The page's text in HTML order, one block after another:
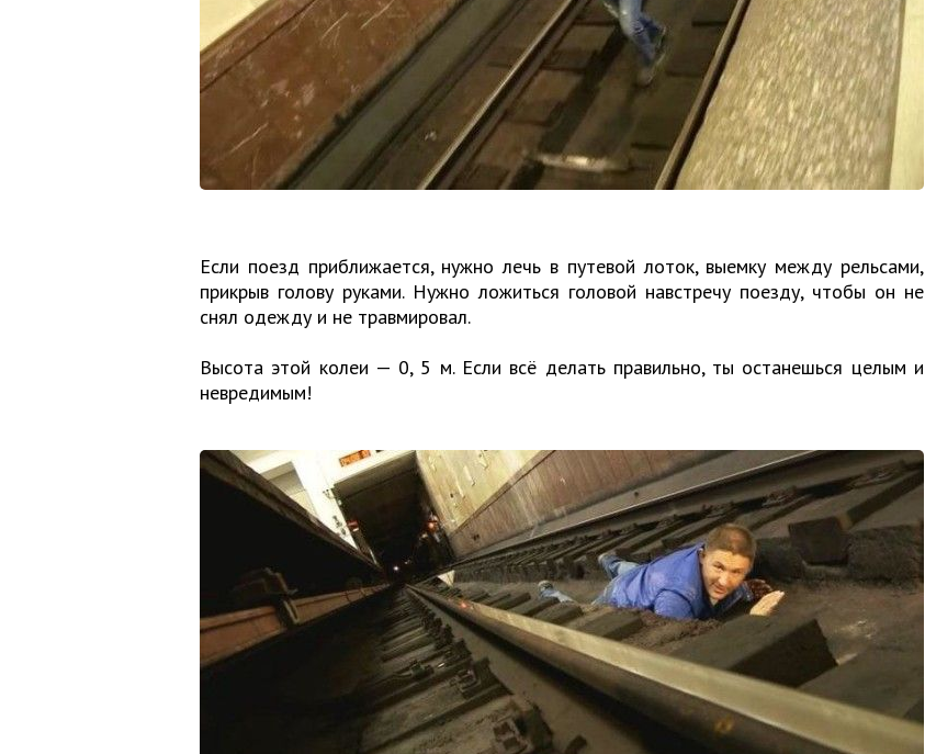
Если поезд приближается, нужно лечь в путевой лоток, выемку между рельсами,
прикрыв голову руками. Нужно ложиться головой навстречу поезду, чтобы он не
снял одежду и не травмировал.
Высота этой колеи — 0, 5 м. Если всё делать правильно, ты останешься целым и
невредимым!